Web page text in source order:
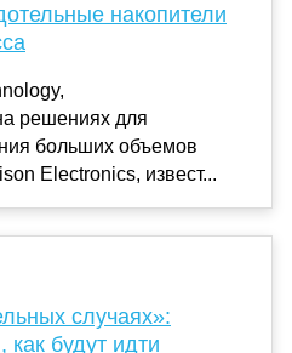
накопители
решениях для
больших объемов
Electronics, извест...
случаях»:
будут идти